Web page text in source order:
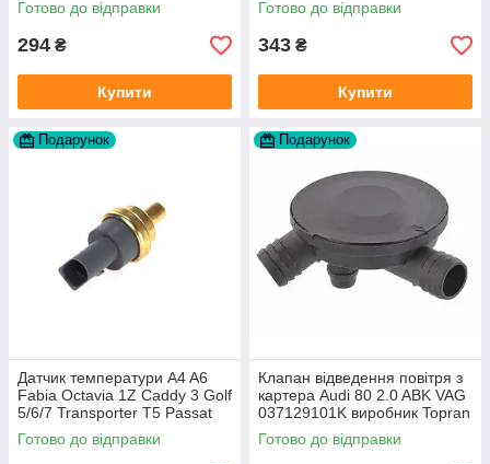
Готово до відправки
294 ₴
Купити
Готово до відправки
343 ₴
Купити
Подарунок
Датчик температури A4 A6
Fabia Octavia 1Z Caddy 3 Golf
5/6/7 Transporter T5 Passat
B6 (колір сірий)
Готово до відправки
Подарунок
Клапан відведення повітря з
картера Audi 80 2.0 ABK VAG
037129101K виробник Topran
Німеччина
Готово до відправки